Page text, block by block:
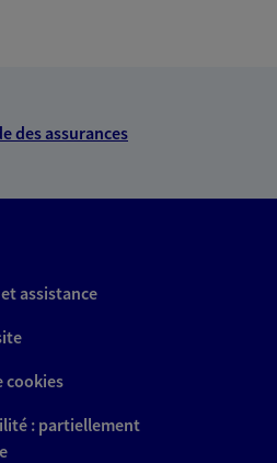
des assurances
assistance
cookies
: partiellement